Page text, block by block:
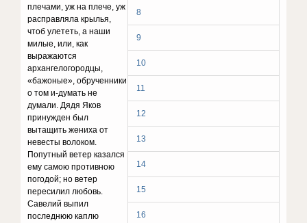
8
9
10
11
12
13
14
15
16
плечами, уж на плече, уж
расправ­ляла крылья,
чтоб улететь, а наши
милые, или, как
выражаются
архангелогородцы,
«бажоные», обрученники
о том и-думать не
думали. Дядя Яков
принужден был
вытащить жениха от
невесты волоком.
Попутный ветер казался
ему самою противною
погодой; но ветер
пересилил любовь.
Савелий выпил
последнюю каплю